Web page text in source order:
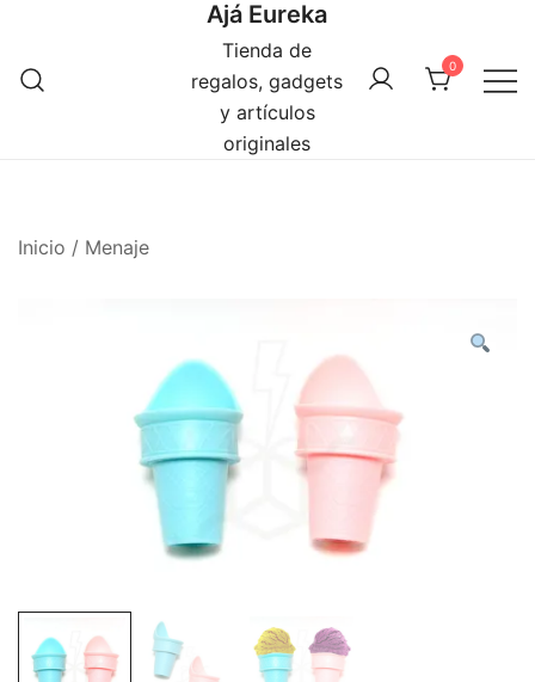
contenido
Ajá Eureka
Tienda de
regalos, gadgets
y artículos
originales
0
Inicio / Menaje